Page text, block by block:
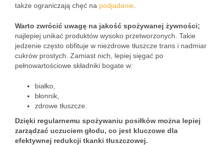
także ograniczają chęć na podjadanie
Warto zwrócić uwagę na jakość spożywanej żywności;
najlepiej unikać produktów wysoko przetworzonych. Takie
jedzenie często obfituje w niezdrowe tłuszcze trans i nadmiar
cukrów prostych. Zamiast nich, lepiej sięgać po
pełnowartościowe składniki bogate w:
białko,
błonnik,
zdrowe tłuszcze.
Dzięki regularnemu spożywaniu posiłków można lepiej
zarządzać uczuciem głodu, co jest kluczowe dla
efektywnej redukcji tkanki tłuszczowej.